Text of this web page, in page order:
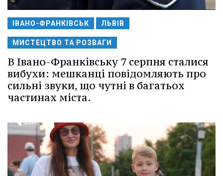
ІВАНО-ФРАНКІВСЬК ЛЬВІВ
МИСТЕЦТВО ТА РОЗВАГИ
В Івано-Франківську 7 серпня сталися
вибухи: мешканці повідомляють про
сильні звуки, що чутні в багатьох
частинах міста.